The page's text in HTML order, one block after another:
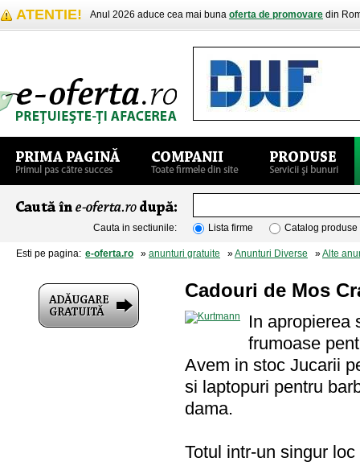
ATENTIE! Anul 2026 aduce cea mai buna oferta de promovare din
Cauta in sectiunile: Lista firme Catalog produse
Esti pe pagina: e-oferta.ro » anunturi gratuite »Anunturi Diverse »Alte
Cadouri de Mos
In apropierea
frumoase
Avem in stoc Jucarii
si laptopuri pentru
dama.
Totul intr-un singur